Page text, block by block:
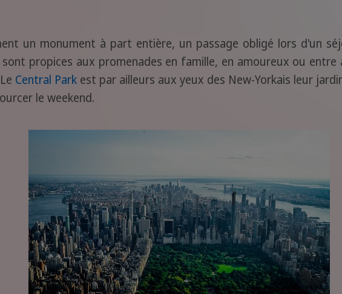
un monument à part entière, un passage obligé lors d'un
propices aux promenades en famille, en amoureux ou
Central Park est par ailleurs aux yeux des New-Yorkais leur
le weekend.